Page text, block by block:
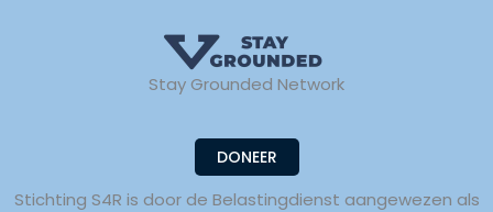
Stay Grounded Network
DONEER
Stichting S4R is door de Belastingdienst aangewezen als